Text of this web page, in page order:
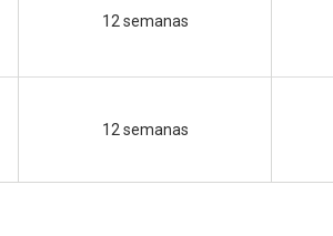
12 semanas
12 semanas